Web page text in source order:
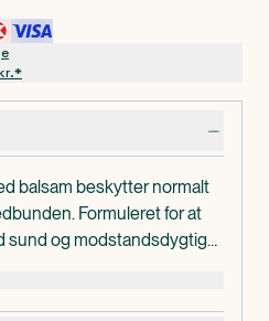
balsam beskytter normalt
Formuleret for at
sund og modstandsdygtig